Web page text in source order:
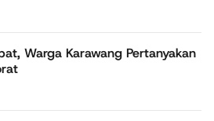
Warga Karawang Pertanyakan